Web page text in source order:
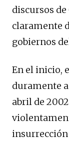
discursos
claramente
gobiernos
En el inicio,
duramente
abril de
insurrección